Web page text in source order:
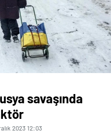
savaşında
2023 12:03